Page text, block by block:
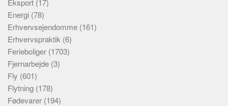
Eksport (17)
Energi (78)
Erhvervsejendomme (161)
Erhvervspraktik (6)
Ferieboliger (1703)
Fjernarbejde (3)
Fly (601)
Flytning (178)
Fødevarer (194)